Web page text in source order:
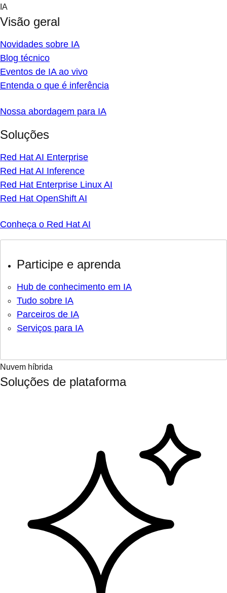
Skip
content
IA
Visão geral
Novidades sobre IA
Blog técnico
Eventos de IA ao vivo
Entenda o que é inferência
Nossa abordagem para IA
Soluções
Red Hat AI Enterprise
Red Hat AI Inference
Red Hat Enterprise Linux AI
Red Hat OpenShift AI
Conheça o Red Hat AI
Participe e aprenda
Hub de conhecimento em IA
Tudo sobre IA
Parceiros de IA
Serviços para IA
Nuvem híbrida
Soluções de plataforma